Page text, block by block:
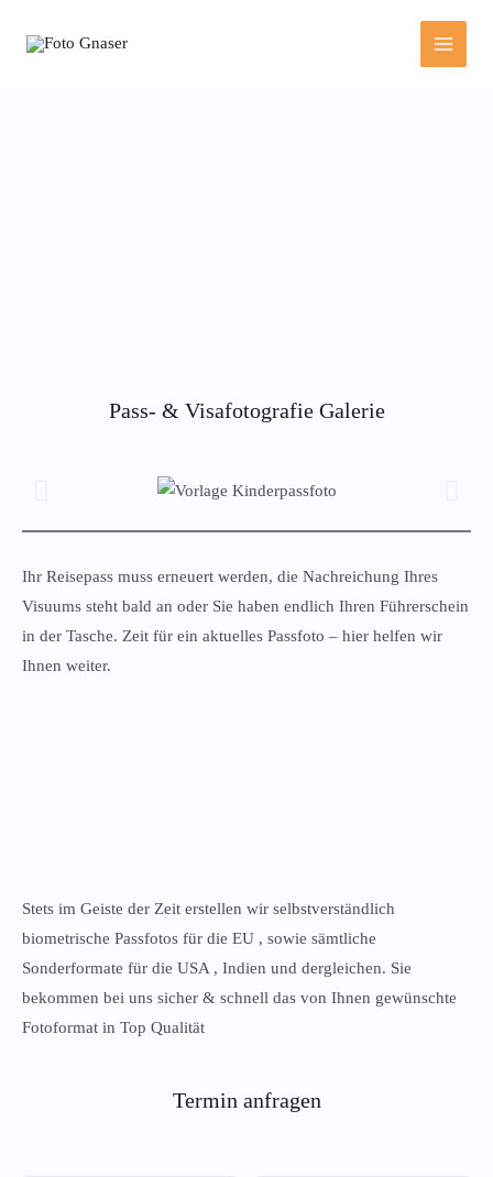
Pass- & Visafotografie Galerie
Ihr Reisepass muss erneuert werden, die Nachreichung Ihres
Visuums steht bald an oder Sie haben endlich Ihren Führerschein
in der Tasche. Zeit für ein aktuelles Passfoto – hier helfen wir
Ihnen weiter.
Stets im Geiste der Zeit erstellen wir selbstverständlich
biometrische Passfotos für die EU , sowie sämtliche
Sonderformate für die USA , Indien und dergleichen. Sie
bekommen bei uns sicher & schnell das von Ihnen gewünschte
Fotoformat in Top Qualität
Termin anfragen